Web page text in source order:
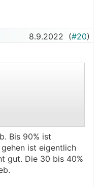
8.9.2022 (#20)
30 bis 40%,
Lifepo4 gar nicht.
Bis 90% ist
ist eigentlich
gut. Die 30 bis 40%